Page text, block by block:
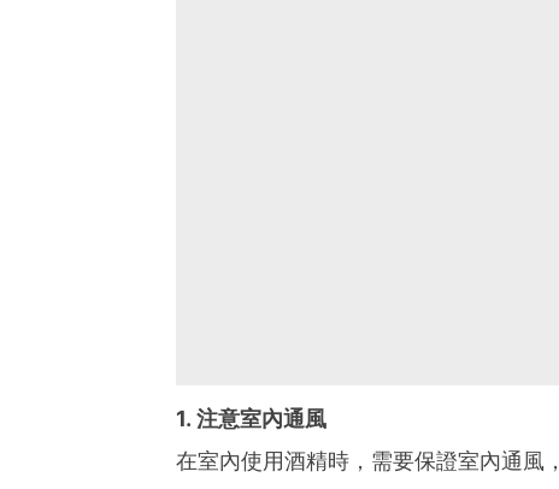
1. 注意室內通風
在室內使用酒精時，需要保證室內通風